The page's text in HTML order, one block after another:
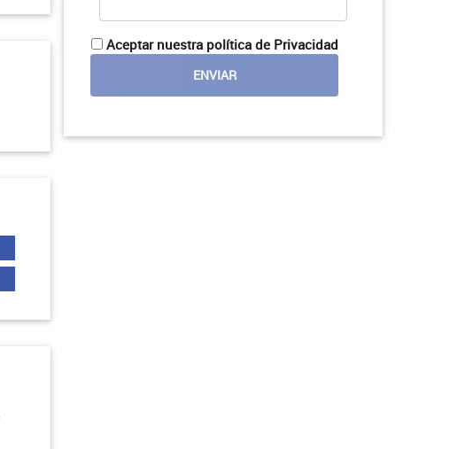
Aceptar nuestra política de Privacidad